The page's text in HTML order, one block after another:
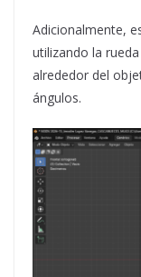
Adicionalmente,
utilizando la
alrededor del
ángulos.